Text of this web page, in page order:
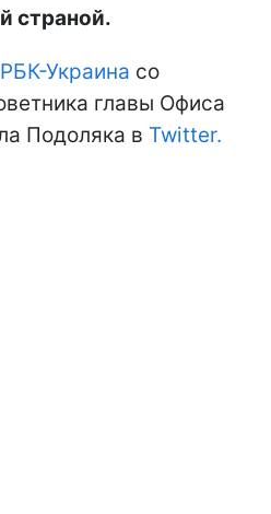
страной.
РБК-Украина со
главы Офиса
Подоляка в Twitter.